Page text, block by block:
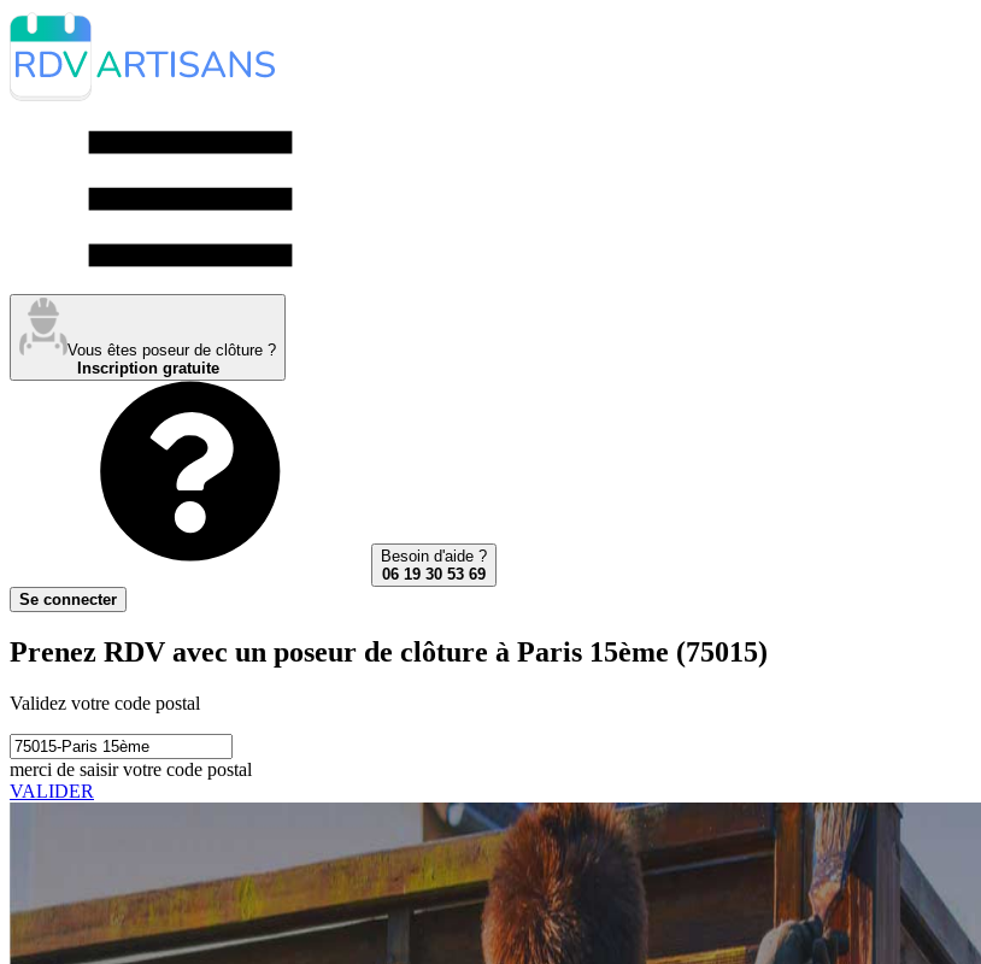
Vous êtes poseur de clôture ?
Inscription gratuite
Besoin d'aide ?
06 19 30 53 69
Se connecter
Prenez RDV avec un poseur de clôture à Paris 15ème (75015)
Validez votre code postal
merci de saisir votre code postal
VALIDER